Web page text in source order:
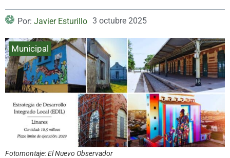
Por: Javier Esturillo 3 octubre 2025
Municipal
Fotomontaje: El Nuevo Observador